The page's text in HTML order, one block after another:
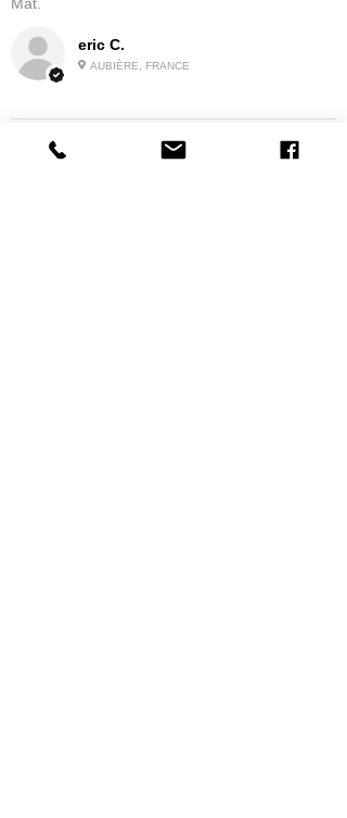
eric C.
AUBIÈRE, FRANCE
Mat.
★★★★★ IL Y A 1 MOIS